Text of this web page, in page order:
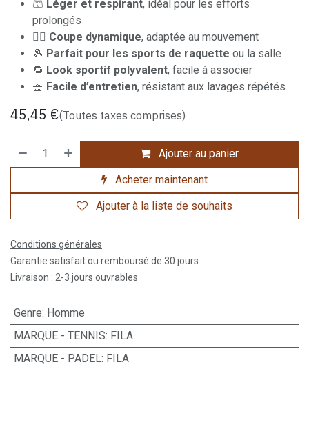
🩳 Léger et respirant, idéal pour les efforts
prolongés
🏃‍♂️ Coupe dynamique, adaptée au mouvement
🎾 Parfait pour les sports de raquette ou la salle
🔁 Look sportif polyvalent, facile à associer
🧺 Facile d’entretien, résistant aux lavages répétés
45,45 €(Toutes taxes comprises)
Ajouter au panier
Acheter maintenant
Ajouter à la liste de souhaits
Conditions générales
Garantie satisfait ou remboursé de 30 jours
Livraison : 2-3 jours ouvrables
Genre: Homme
MARQUE - TENNIS: FILA
MARQUE - PADEL: FILA